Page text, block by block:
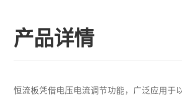
产品详情
恒流板凭借电压电流调节功能，广泛应用于